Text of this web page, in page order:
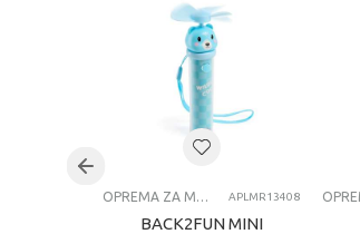
OPREMA ZA MOBILNE TELEFONE APLMR13408
BACK2FUN MINI